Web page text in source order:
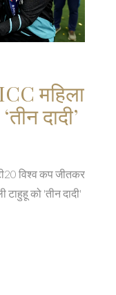
महिला
दादी’
विश्व कप जीतकर
को 'तीन दादी'